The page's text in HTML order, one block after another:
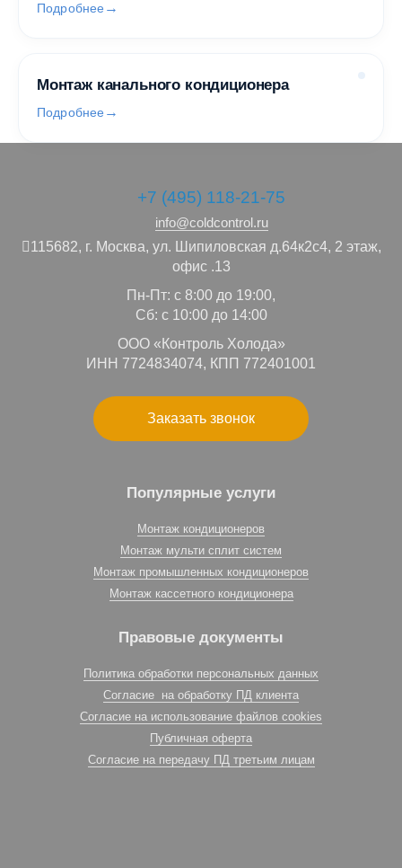
Подробнее
Монтаж канального кондиционера
Подробнее
+7 (495) 118-21-75
info@coldcontrol.ru
115682, г. Москва, ул. Шипиловская д.64к2с4, 2 этаж,
офис .13
Пн-Пт: с 8:00 до 19:00,
Сб: с 10:00 до 14:00
ООО «Контроль Холода»
ИНН 7724834074, КПП 772401001
Заказать звонок
Популярные услуги
Монтаж кондиционеров
Монтаж мульти сплит систем
Монтаж промышленных кондиционеров
Монтаж кассетного кондиционера
Правовые документы
Политика обработки персональных данных
Согласие на обработку ПД клиента
Согласие на использование файлов cookies
Публичная оферта
Согласие на передачу ПД третьим лицам